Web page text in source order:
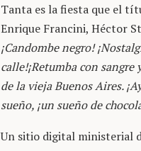
Tanta es la fiesta que el
Enrique Francini, Héctor
¡Candombe negro!
calle!¡Retumba con
de la vieja Buenos Aires.
sueño, ¡un sueño de
Un sitio digital ministerial